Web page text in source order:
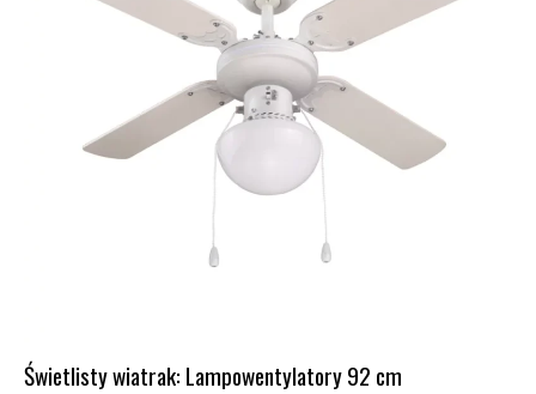
Świetlisty wiatrak: Lampowentylatory 92 cm